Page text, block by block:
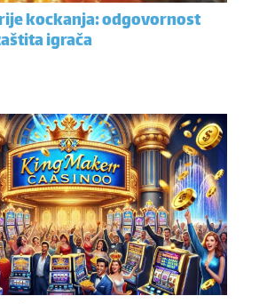
kockanja: odgovornost
igrača